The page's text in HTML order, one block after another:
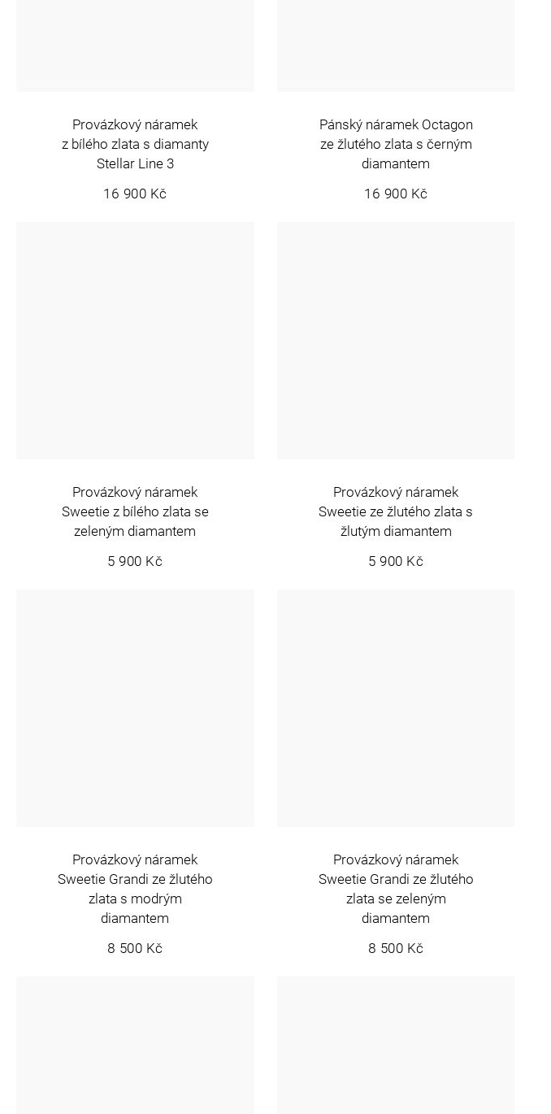
Provázkový náramek
z bílého zlata s diamanty
Stellar Line 3
16 900 Kč
Pánský náramek Octagon
ze žlutého zlata s černým
diamantem
16 900 Kč
Provázkový náramek
Sweetie z bílého zlata se
zeleným diamantem
5 900 Kč
Provázkový náramek
Sweetie ze žlutého zlata s
žlutým diamantem
5 900 Kč
Provázkový náramek
Sweetie Grandi ze žlutého
zlata s modrým
diamantem
8 500 Kč
Provázkový náramek
Sweetie Grandi ze žlutého
zlata se zeleným
diamantem
8 500 Kč